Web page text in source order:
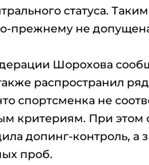
статуса.
прежнему не
Шорохова
распространил
спортсменка не
критериям. При этом
допинг-контроль, а
проб.